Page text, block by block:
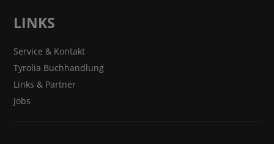
LINKS
Service & Kontakt
Tyrolia Buchhandlung
Links & Partner
Jobs